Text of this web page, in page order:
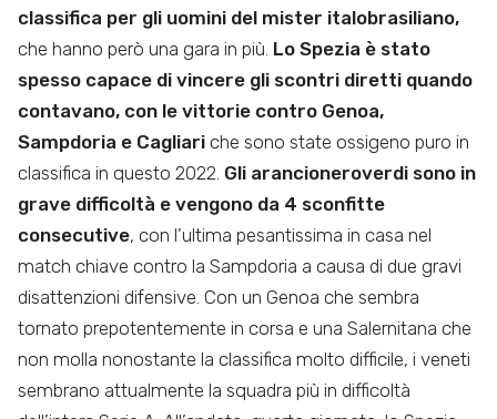
classifica per gli uomini del mister italobrasiliano,
che hanno però una gara in più. Lo Spezia è stato
spesso capace di vincere gli scontri diretti quando
contavano, con le vittorie contro Genoa,
Sampdoria e Cagliari che sono state ossigeno puro in
classifica in questo 2022. Gli arancioneroverdi sono in
grave difficoltà e vengono da 4 sconfitte
consecutive, con l’ultima pesantissima in casa nel
match chiave contro la Sampdoria a causa di due gravi
disattenzioni difensive. Con un Genoa che sembra
tornato prepotentemente in corsa e una Salernitana che
non molla nonostante la classifica molto difficile, i veneti
sembrano attualmente la squadra più in difficoltà